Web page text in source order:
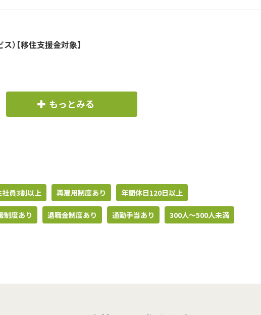
）【移住支援金対象】
もっとみる
社員3割以上 再雇用制度あり 年間休日120日以上
制度あり 退職金制度あり 通勤手当あり 300人〜500人未満